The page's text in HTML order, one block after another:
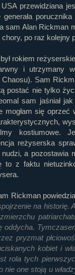
1,087
10,564
3,921
3,327
4,170
przewidziana
sam Alan Rickman
po raz kolejny
rokiem
i utrzymany
Chaosu). Sam
postać nie tylko
sam jaśniał
mogłam się
kostiumowe.
reżyserska
nudzi, a pozostawia
to z faktu
Rickman
na historię.
oddycha.
pryzmat
kobiet i
rola tych
nie one stoją u